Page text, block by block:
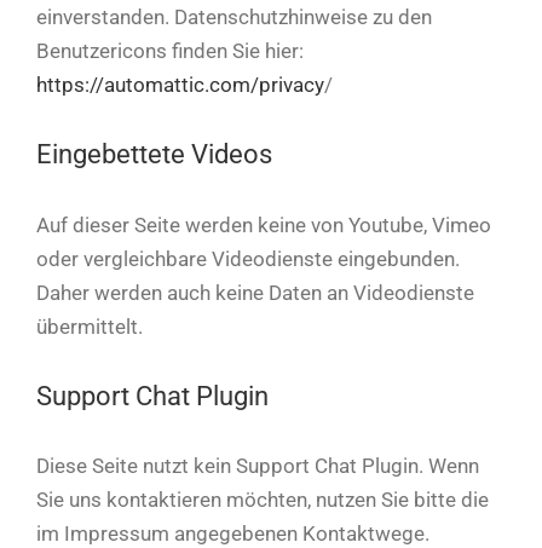
einverstanden. Datenschutzhinweise zu den
Benutzericons finden Sie hier:
https://automattic.com/privacy/
Eingebettete Videos
Auf dieser Seite werden keine von Youtube, Vimeo
oder vergleichbare Videodienste eingebunden.
Daher werden auch keine Daten an Videodienste
übermittelt.
Support Chat Plugin
Diese Seite nutzt kein Support Chat Plugin. Wenn
Sie uns kontaktieren möchten, nutzen Sie bitte die
im Impressum angegebenen Kontaktwege.